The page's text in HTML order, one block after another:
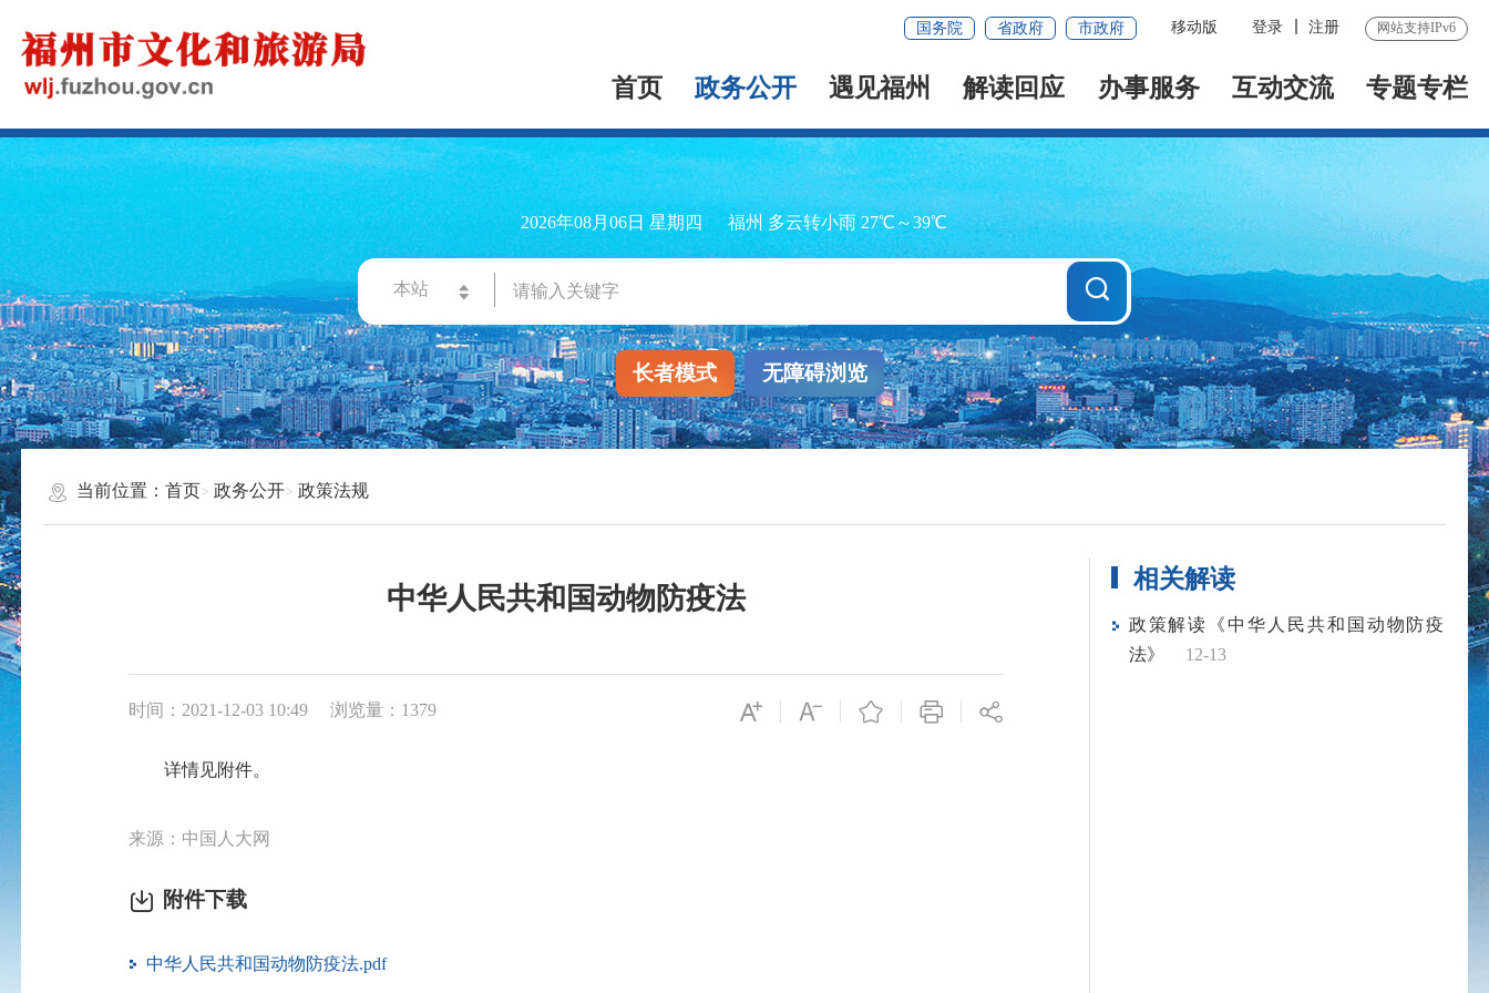
国务院 省政府 市政府 移动版 登录 注册 网站支持IPv6
首页 政务公开 遇见福州 解读回应 办事服务 互动交流 专题专栏
2026年08月06日 星期四 福州 多云转小雨 27℃～39℃
长者模式 无障碍浏览
当前位置：首页 政务公开 政策法规
中华人民共和国动物防疫法
时间：2021-12-03 10:49 浏览量：1379
详情见附件。
来源：中国人大网
附件下载
中华人民共和国动物防疫法.pdf
相关解读
政策解读《中华人民共和国动物防疫
法》
12-13